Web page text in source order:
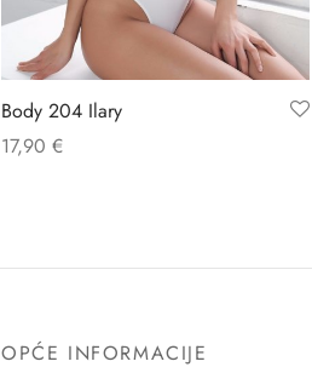
Body 204 Ilary
17,90 €
OPĆE INFORMACIJE